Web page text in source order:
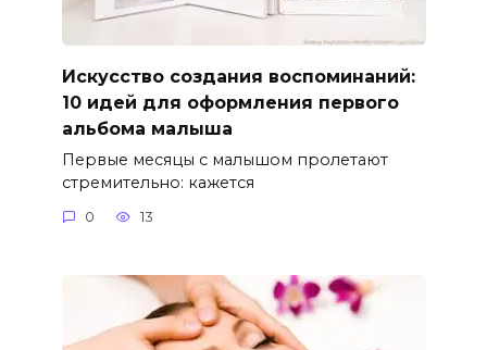
Искусство создания воспоминаний:
10 идей для оформления первого
альбома малыша
Первые месяцы с малышом пролетают
стремительно: кажется
0 13